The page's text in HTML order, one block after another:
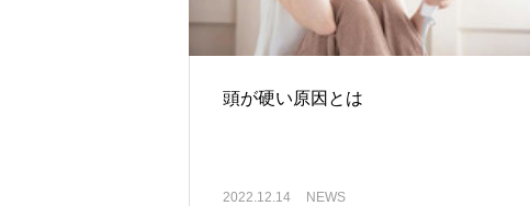
頭が硬い原因とは
2022.12.14 NEWS